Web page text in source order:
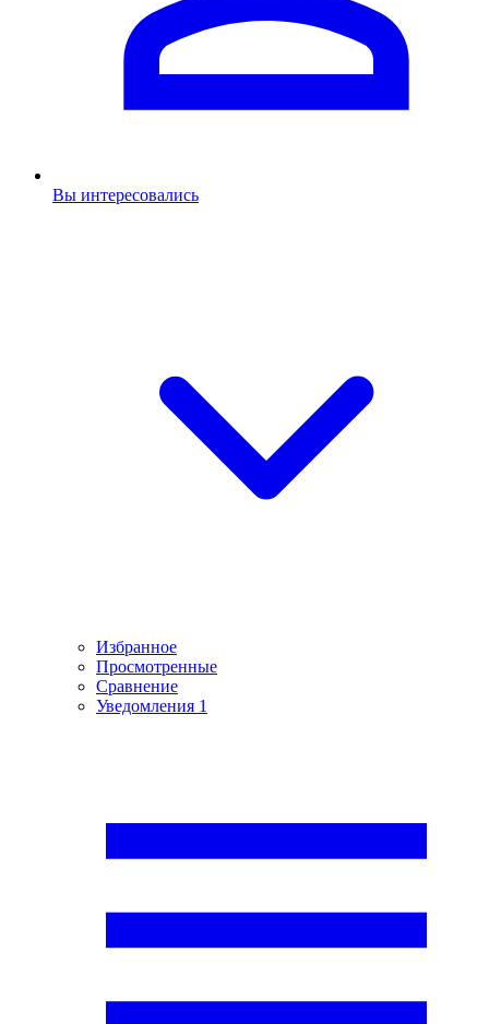
Вы интересовались
Избранное
Просмотренные
Сравнение
Уведомления 1